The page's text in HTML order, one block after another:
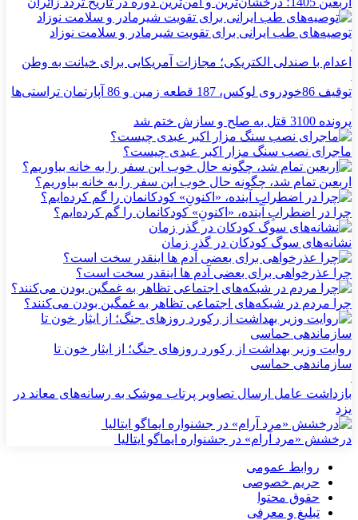
توصیه‌های طب ایرانی برای تقویت شیرمادر و سلامت نوزاد
اعدام با صندلی الکتریکی؛ مجازات آمریکایی برای خیانت به وطن
توقیف 86خودروی لوکس، 187 قطعه زمین و 86 آپارتمان تراستی‌ها
پرونده 3100 قتل به صلح و سازش ختم شد
ماجرای نصب سنگ مزار اکبر عبدی چیست؟
اربعین تمام شد، چگونه حال خوب این سفر را به خانه بیاوریم؟
چرا در اضطرابِ آینده، «اکنونِ» کودکانمان را گم کرده‌ایم؟
نشانه‌های سوگ کودکان در گذر زمان
چرا عذرخواهی برای بعضی آدم ها اینقدر سخت است؟
چرا مردم در شبکه‌های اجتماعی تظاهر به غمگین بودن می‌کنند؟
روایت وزیر بهداشت از رکورد روزهای جنگ؛ از ایثار خون تا
سازماندهی حماسی
بازداشت عامل ارسال تصاویر پرتاب موشک به رسانه‌های معاند در
یزد
درخشش «مرد آرام» در جشنواره ایماگو ایتالیا
روابط عمومی
حریم خصوصی
حقوق محتوا
تبلیغ و معرفی